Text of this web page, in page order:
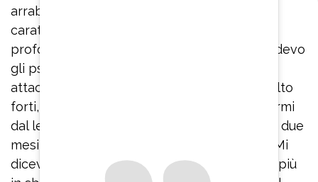
arrabbiarmi per qualcosa perché ho un
caratterino non molto facile, inspiro
profondamente. Quando stavo male e prendevo
gli psicofarmaci, quando mi arrivavano gli
attacchi di panico che erano veramente molto
forti, ero immobilizzata, non riuscivo ad alzarmi
dal letto e ad uscire dalla stanza. Sono stata due
mesi rinchiusa in casa, con le tende chiuse. Mi
dicevano: ‘Respira’. Io ci provavo ma andavo più